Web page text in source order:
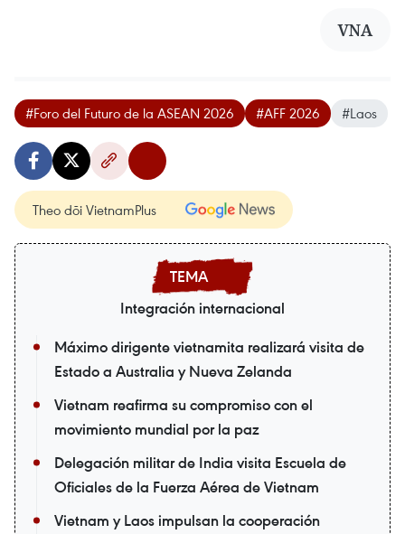
VNA
#Foro del Futuro de la ASEAN 2026 #AFF 2026 #Laos
Theo dõi VietnamPlus
Integración internacional
Máximo dirigente vietnamita realizará visita de
Estado a Australia y Nueva Zelanda
Vietnam reafirma su compromiso con el
movimiento mundial por la paz
Delegación militar de India visita Escuela de
Oficiales de la Fuerza Aérea de Vietnam
Vietnam y Laos impulsan la cooperación